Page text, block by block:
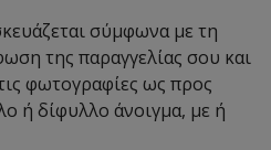
σύμφωνα με τη
της παραγγελίας σου και
φωτογραφίες ως προς
ή δίφυλλο άνοιγμα, με ή